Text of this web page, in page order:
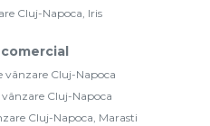
Cluj-Napoca, Iris
vânzare Cluj-Napoca
Cluj-Napoca
Cluj-Napoca, Marasti